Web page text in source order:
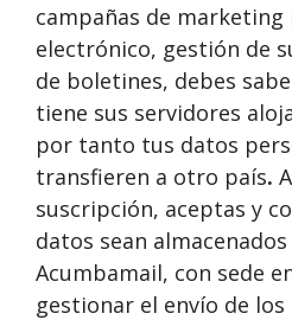
campañas de
electrónico, gestión de
de boletines, debes
tiene sus servidores
por tanto tus datos
transfieren a otro país.
suscripción, aceptas y
datos sean
Acumbamail, con sede
gestionar el envío de